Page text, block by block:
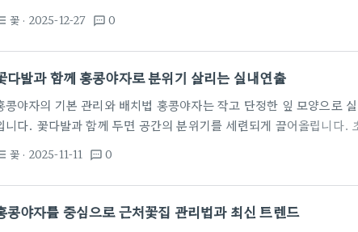
다. 대다수의 기업은 예산과 공간 제약을 동시에 고려한다. 홍콩야자는
극대화하는 경향이 있다. 같은 예산으로도 포트의 디자인과 질감에
라서 매장 콘셉트와 브랜드 색채를 반영한 선택이 중요하다. 개업화
꽃 · 2025-12-27 textsms 0
다발과 함께 홍콩야자로 분위기 살리는 실내연출
콩야자의 기본 관리와 배치법 홍콩야자는 작고 단정한 잎 모양으로
니다. 꽃다발과 함께 두면 공간의 분위기를 세련되게 끌어올립니다.
실내의 밝은 곳이라도 직사광선이 들어오지 않는 곳에서 키우면 잎의
수가 잘되는 흙으로 선택하고, 흙 표면이 마를 때마다 물을 주어 뿌
이나 큰 공간의 포트에 심으면 홍콩야자의 높이 차로 꽃다발의 존재감
꽃 · 2025-11-11 textsms 0
콩야자를 중심으로 근처꽃집 관리법과 최신 트렌드